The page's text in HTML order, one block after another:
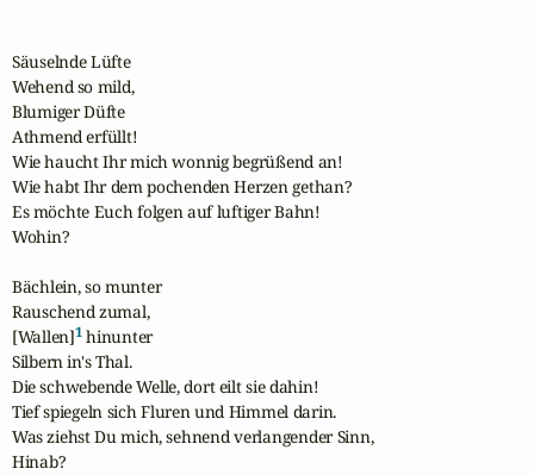
Säuselnde Lüfte
Wehend so mild,
Blumiger Düfte
Athmend erfüllt!
Wie haucht Ihr mich wonnig begrüßend an!
Wie habt Ihr dem pochenden Herzen gethan?
Es möchte Euch folgen auf luftiger Bahn!
Wohin?
Bächlein, so munter
Rauschend zumal,
[Wallen]1 hinunter
Silbern in's Thal.
Die schwebende Welle, dort eilt sie dahin!
Tief spiegeln sich Fluren und Himmel darin.
Was ziehst Du mich, sehnend verlangender Sinn,
Hinab?